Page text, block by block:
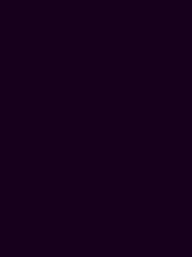
wandern jetzt
Zahn­labor, wo
wir besonders
ist, Deine
und gleich­zeitig
auffällt, dass